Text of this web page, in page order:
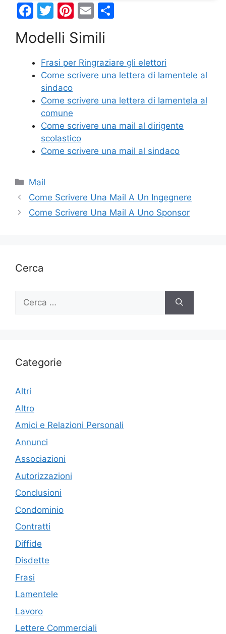
F
c
e
b
o
o
k
T
w
itt
er
Pi
nt
er
e
st
E
m
ai
l
di
vi
Modelli Simili
Frasi per Ringraziare gli elettori
Come scrivere una lettera di lamentele al
sindaco
Come scrivere una lettera di lamentela al
comune
Come scrivere una mail al dirigente
scolastico
Come scrivere una mail al sindaco
Categorie
Mail
Come Scrivere Una Mail A Un Ingegnere
Come Scrivere Una Mail A Uno Sponsor
Cerca
Ricerca
Categorie
Altri
Altro
Amici e Relazioni Personali
Annunci
Associazioni
Autorizzazioni
Conclusioni
Condominio
Contratti
Diffide
Disdette
Frasi
Lamentele
Lavoro
Lettere Commerciali